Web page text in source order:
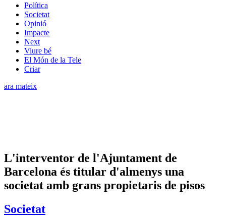
Política
Societat
Opinió
Impacte
Next
Viure bé
El Món de la Tele
Criar
ara mateix
L'interventor de l'Ajuntament de
Barcelona és titular d'almenys una
societat amb grans propietaris de pisos
Societat